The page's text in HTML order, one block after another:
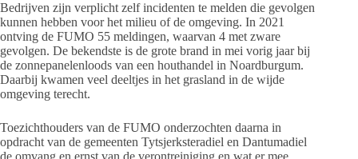
Bedrijven zijn verplicht zelf incidenten te melden die gevolgen
kunnen hebben voor het milieu of de omgeving. In 2021
ontving de FUMO 55 meldingen, waarvan 4 met zware
gevolgen. De bekendste is de grote brand in mei vorig jaar bij
de zonnepanelenloods van een houthandel in Noardburgum.
Daarbij kwamen veel deeltjes in het grasland in de wijde
omgeving terecht.
Toezichthouders van de FUMO onderzochten daarna in
opdracht van de gemeenten Tytsjerksteradiel en Dantumadiel
de omvang en ernst van de verontreiniging en wat er mee